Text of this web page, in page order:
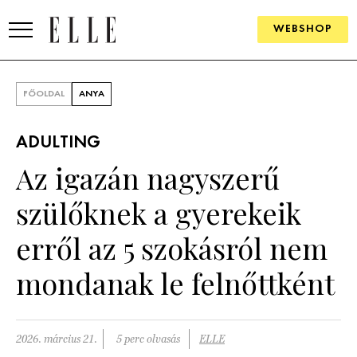
WEBSHOP
SZÉPSÉG
PÁRKAPCSOLAT
FŐOLDAL ANYA
ADULTING
Az igazán nagyszerű
szülőknek a gyerekeik
erről az 5 szokásról nem
mondanak le felnőttként
2026. március 21. 5 perc olvasás ELLE